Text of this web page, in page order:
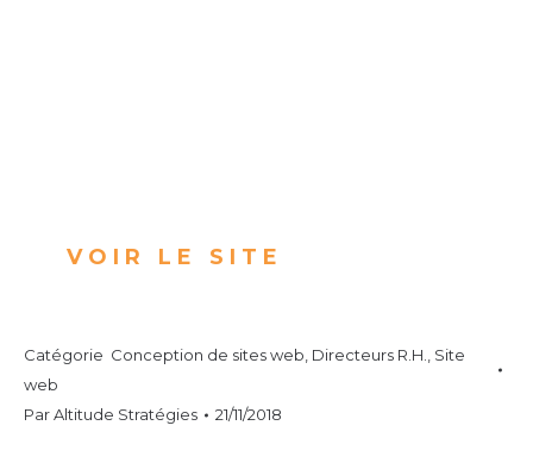
VOIR LE SITE
Catégorie Conception de sites web Directeurs R.H.
Site
web
ParAltitude Stratégies 21/11/2018